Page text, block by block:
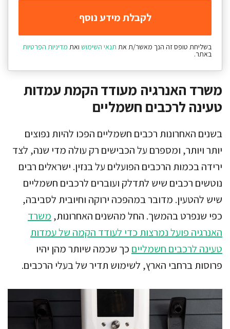
בשליחת טופס זה הנך מאשר/ת את תנאי השימוש ואת מדיניות הפרטיות
באתר.
משרד האנרגיה מעודד הקמת עמדות
טעינה לרכבים חשמליים
בשנים האחרונות רכבים חשמליים הפכו להיות נפוצים
יותר ויותר, ומספרם על הכבישים רק עולה מדי שנה, לצד
ירידה בכמות הרכבים הפועלים על בנזין. ישראלים רבים
נוטשים רכבים שיש לתדלק ועוברים לרכבים חשמליים
שיש להטעין. מדובר במהפכה ירוקה וחיובית לסביבה,
כפי שנפרט בהמשך. החל מהשנים האחרונות, משרד
האנרגיה פועל נמרצות כדי לעודד הקמה של עמדות
טעינה לרכבים חשמליים כך שכמה שיותר מהן יהיו
פרוסות ברחבי הארץ, לשימוש תדיר של בעלי הרכבים.